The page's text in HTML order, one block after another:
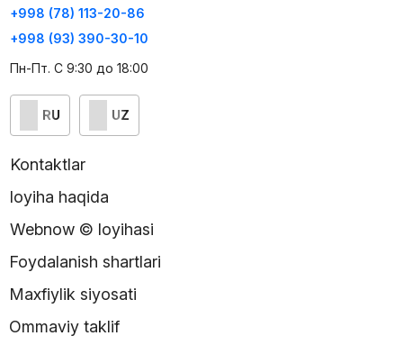
+998 (78) 113-20-86
+998 (93) 390-30-10
Пн-Пт. С 9:30 до 18:00
RU UZ
Kontaktlar
loyiha haqida
Webnow © loyihasi
Foydalanish shartlari
Maxfiylik siyosati
Ommaviy taklif